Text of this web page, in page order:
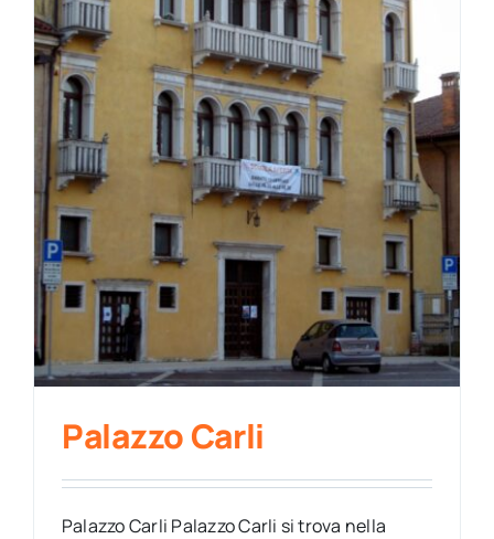
Palazzo Carli
Palazzo Carli Palazzo Carli si trova nella